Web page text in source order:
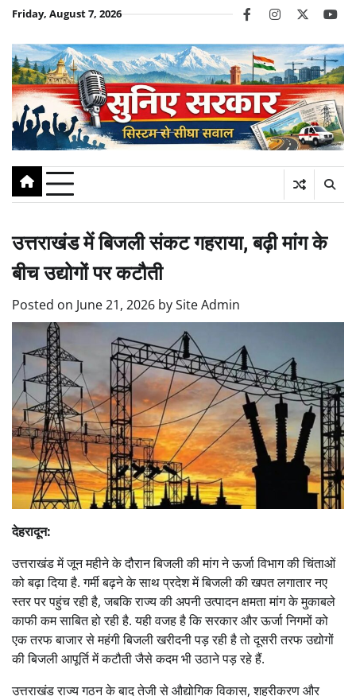
Skip
content
Friday, August 7, 2026 facebookinstagram
twitter
उत्तराखंड में बिजली संकट गहराया, बढ़ी मांग के
बीच उद्योगों पर कटौती
Posted on June 21, 2026 bySite Admin
देहरादून:
उत्तराखंड में जून महीने के दौरान बिजली की मांग ने ऊर्जा विभाग की चिंताओं
को बढ़ा दिया है. गर्मी बढ़ने के साथ प्रदेश में बिजली की खपत लगातार नए
स्तर पर पहुंच रही है, जबकि राज्य की अपनी उत्पादन क्षमता मांग के मुकाबले
काफी कम साबित हो रही है. यही वजह है कि सरकार और ऊर्जा निगमों को
एक तरफ बाजार से महंगी बिजली खरीदनी पड़ रही है तो दूसरी तरफ उद्योगों
की बिजली आपूर्ति में कटौती जैसे कदम भी उठाने पड़ रहे हैं.
उत्तराखंड राज्य गठन के बाद तेजी से औद्योगिक विकास, शहरीकरण और